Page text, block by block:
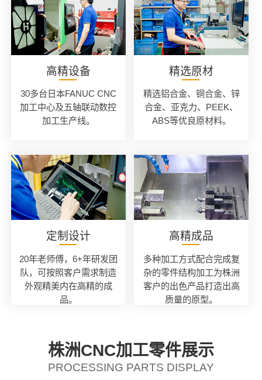
高精设备
30多台日本FANUC CNC
加工中心及五轴联动数控
加工生产线。
精选原材
精选铝合金、铜合金、锌
合金、亚克力、PEEK、
ABS等优良原材料。
定制设计
20年老师傅，6+年研发团
队，可按照客户需求制造
外观精美内在高精的成
品。
高精成品
多种加工方式配合完成复
杂的零件结构加工为株洲
客户的出色产品打造出高
质量的原型。
株洲CNC加工零件展示
PROCESSING PARTS DISPLAY